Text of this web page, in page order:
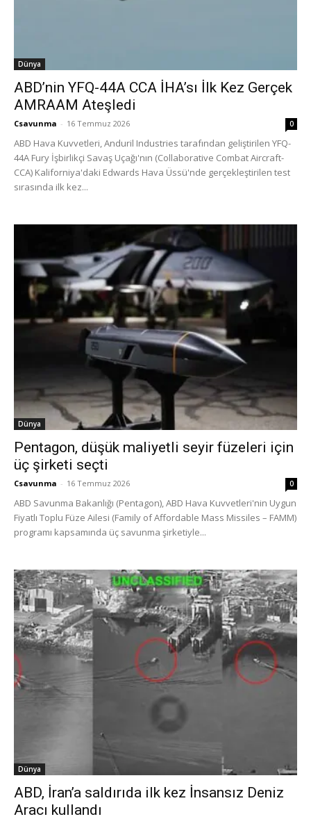
Dünya
ABD’nin YFQ-44A CCA İHA’sı İlk Kez Gerçek
AMRAAM Ateşledi
Csavunma - 16 Temmuz 2026 0
ABD Hava Kuvvetleri, Anduril Industries tarafından geliştirilen YFQ-
44A Fury İşbirlikçi Savaş Uçağı'nın (Collaborative Combat Aircraft-
CCA) Kaliforniya'daki Edwards Hava Üssü'nde gerçekleştirilen test
sırasında ilk kez...
Dünya
Pentagon, düşük maliyetli seyir füzeleri için
üç şirketi seçti
Csavunma - 16 Temmuz 2026 0
ABD Savunma Bakanlığı (Pentagon), ABD Hava Kuvvetleri'nin Uygun
Fiyatlı Toplu Füze Ailesi (Family of Affordable Mass Missiles – FAMM)
programı kapsamında üç savunma şirketiyle...
Dünya
ABD, İran’a saldırıda ilk kez İnsansız Deniz
Aracı kullandı